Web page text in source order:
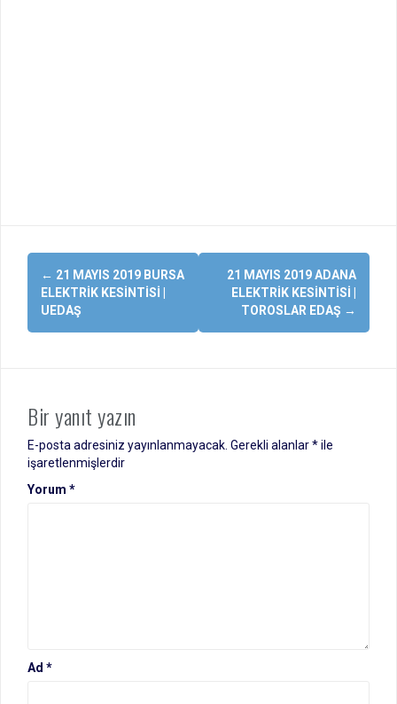
Yazı
dolaşımı
← 21 MAYIS 2019 BURSA
ELEKTRIK KESINTISI |
UEDAŞ
21 MAYIS 2019 ADANA
ELEKTRIK KESINTISI |
TOROSLAR EDAŞ →
Bir yanıt yazın
E-posta adresiniz yayınlanmayacak. Gerekli alanlar*ile
işaretlenmişlerdir
Yorum *
Ad *